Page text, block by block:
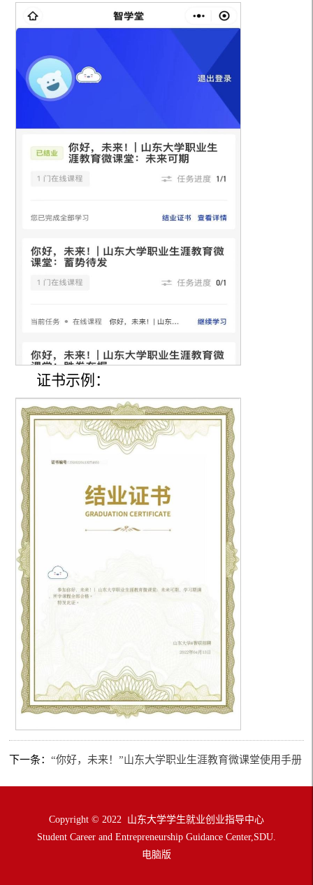
证书示例：
下一条：“你好，未来！”山东大学职业生涯教育微课堂使用手册
Copyright © 2022 山东大学学生就业创业指导中心
Student Career and Entrepreneurship Guidance Center,SDU.
电脑版